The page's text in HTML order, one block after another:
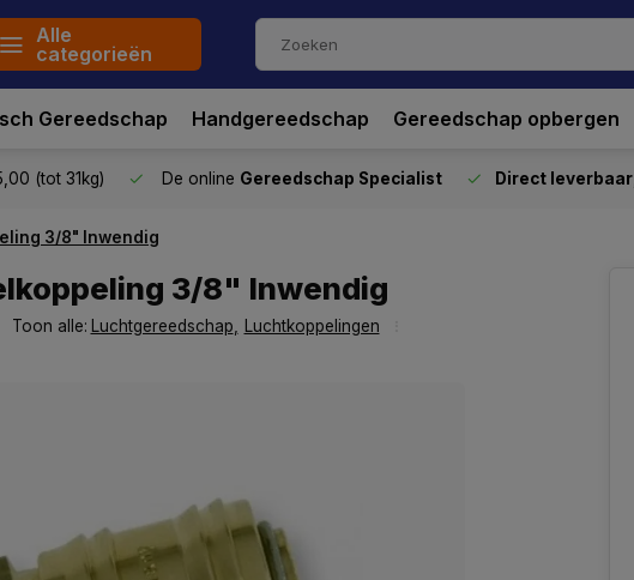
Alle
categorieën
Gereedschap Handgereedschap Gereedschap opbergen
(tot 31kg) De online Gereedschap Specialist Direct leverbaar
3/8" Inwendig
3/8" Inwendig
Toon alle: Luchtgereedschap
Luchtkoppelingen